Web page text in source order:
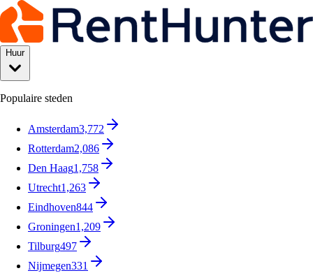
Huur
Populaire steden
Amsterdam3,772
Rotterdam2,086
Den Haag1,758
Utrecht1,263
Eindhoven844
Groningen1,209
Tilburg497
Nijmegen331